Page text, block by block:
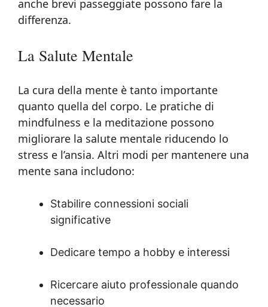
anche brevi passeggiate possono fare la
differenza.
La Salute Mentale
La cura della mente è tanto importante
quanto quella del corpo. Le pratiche di
mindfulness e la meditazione possono
migliorare la salute mentale riducendo lo
stress e l’ansia. Altri modi per mantenere una
mente sana includono:
Stabilire connessioni sociali
significative
Dedicare tempo a hobby e interessi
Ricercare aiuto professionale quando
necessario